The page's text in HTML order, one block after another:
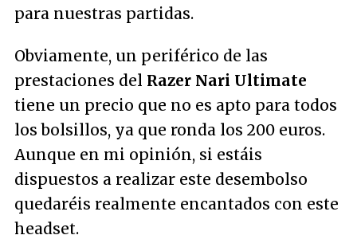
para nuestras partidas.
Obviamente, un periférico de las
prestaciones del Razer Nari Ultimate
tiene un precio que no es apto para todos
los bolsillos, ya que ronda los 200 euros.
Aunque en mi opinión, si estáis
dispuestos a realizar este desembolso
quedaréis realmente encantados con este
headset.